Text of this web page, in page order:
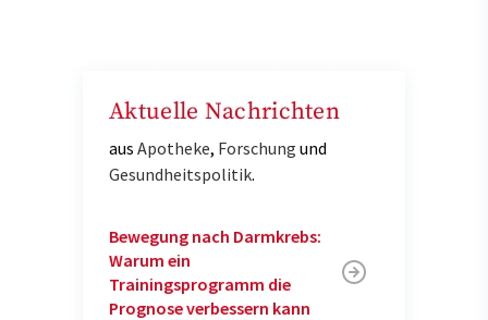
Aktuelle Nachrichten
aus Apotheke, Forschung und
Gesundheitspolitik.
Bewegung nach Darmkrebs:
Warum ein
Trainingsprogramm die
Prognose verbessern kann